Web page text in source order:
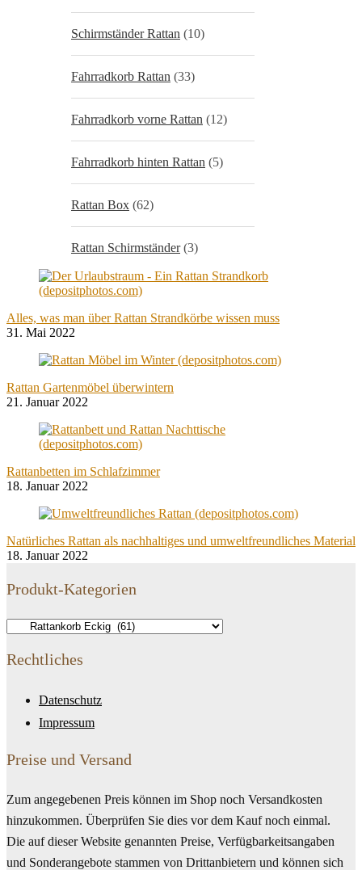
Schirmständer Rattan (10)
Fahrradkorb Rattan (33)
Fahrradkorb vorne Rattan (12)
Fahrradkorb hinten Rattan (5)
Rattan Box (62)
Rattan Schirmständer (3)
Alles, was man über Rattan Strandkörbe wissen muss
31. Mai 2022
Rattan Gartenmöbel überwintern
21. Januar 2022
Rattanbetten im Schlafzimmer
18. Januar 2022
Natürliches Rattan als nachhaltiges und umweltfreundliches Material
18. Januar 2022
Produkt-Kategorien
Rechtliches
Datenschutz
Impressum
Preise und Versand
Zum angegebenen Preis können im Shop noch Versandkosten
hinzukommen. Überprüfen Sie dies vor dem Kauf noch einmal.
Die auf dieser Website genannten Preise, Verfügbarkeitsangaben
und Sonderangebote stammen von Drittanbietern und können sich